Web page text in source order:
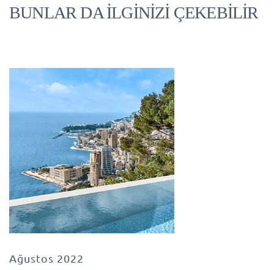
BUNLAR DA İLGİNİZİ ÇEKEBİLİR
Ağustos 2022